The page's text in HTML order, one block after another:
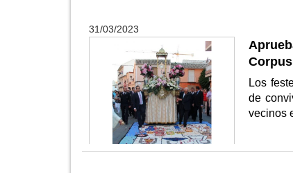
31/03/2023
Los
de
vecinos